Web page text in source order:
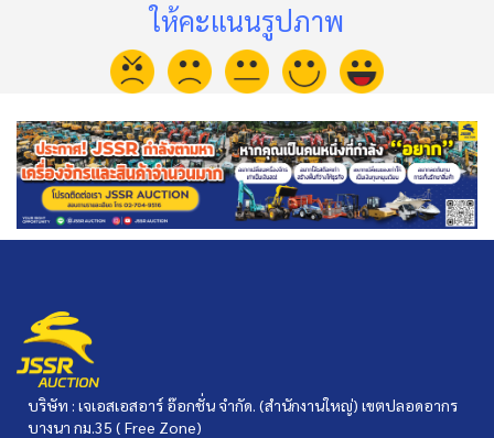
ให้คะแนนรูปภาพ
บริษัท : เจเอสเอสอาร์ อ๊อกชั่น จำกัด. (สำนักงานใหญ่) เขตปลอดอากร
บางนา กม.35 ( Free Zone)